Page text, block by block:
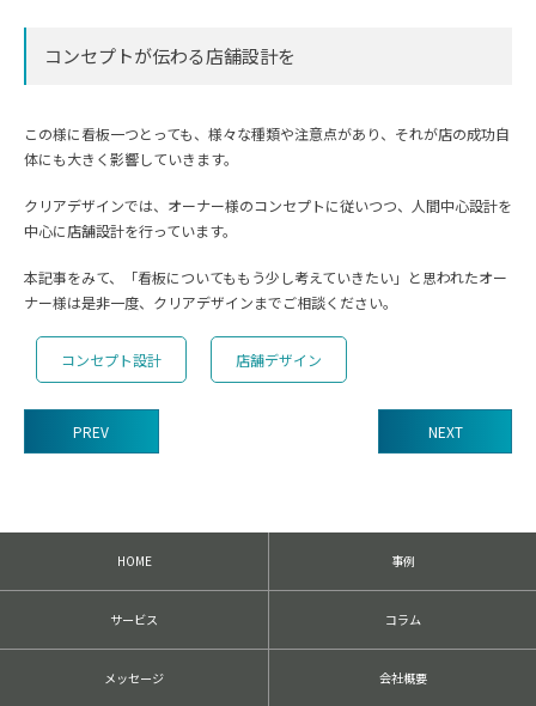
コンセプトが伝わる店舗設計を
この様に看板一つとっても、様々な種類や注意点があり、それが店の成功自
体にも大きく影響していきます。
クリアデザインでは、オーナー様のコンセプトに従いつつ、人間中心設計を
中心に店舗設計を行っています。
本記事をみて、「看板についてももう少し考えていきたい」と思われたオー
ナー様は是非一度、クリアデザインまでご相談ください。
コンセプト設計 店舗デザイン
の
へ
ン
PREV NEXT
HOME 事例
サービス コラム
メッセージ 会社概要